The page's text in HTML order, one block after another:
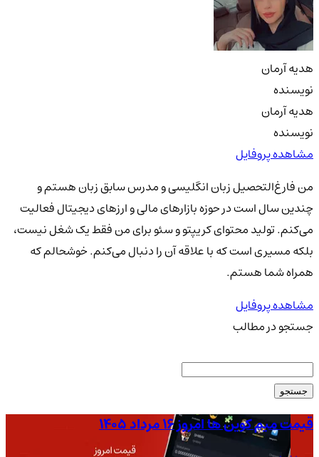
هدیه آرمان
نویسنده
هدیه آرمان
نویسنده
مشاهده پروفایل
من فارغ‌التحصیل زبان انگلیسی و مدرس سابق زبان هستم و
چندین سال است در حوزه بازارهای مالی و ارزهای دیجیتال فعالیت
می‌کنم. تولید محتوای کریپتو و سئو برای من فقط یک شغل نیست،
بلکه مسیری است که با علاقه آن را دنبال می‌کنم. خوشحالم که
همراه شما هستم.
مشاهده پروفایل
جستجو در مطالب
جستجو
قیمت میم کوین ها امروز ۱۶ مرداد ۱۴۰۵